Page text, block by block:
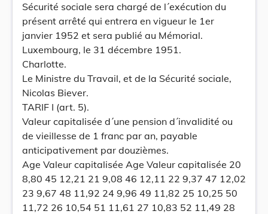
Sécurité sociale sera chargé de l´exécution du
présent arrêté qui entrera en vigueur le 1er
janvier 1952 et sera publié au Mémorial.
Luxembourg, le 31 décembre 1951.
Charlotte.
Le Ministre du Travail, et de la Sécurité sociale,
Nicolas Biever.
TARIF I (art. 5).
Valeur capitalisée d´une pension d´invalidité ou
de vieillesse de 1 franc par an, payable
anticipativement par douzièmes.
Age Valeur capitalisée Age Valeur capitalisée 20
8,80 45 12,21 21 9,08 46 12,11 22 9,37 47 12,02
23 9,67 48 11,92 24 9,96 49 11,82 25 10,25 50
11,72 26 10,54 51 11,61 27 10,83 52 11,49 28